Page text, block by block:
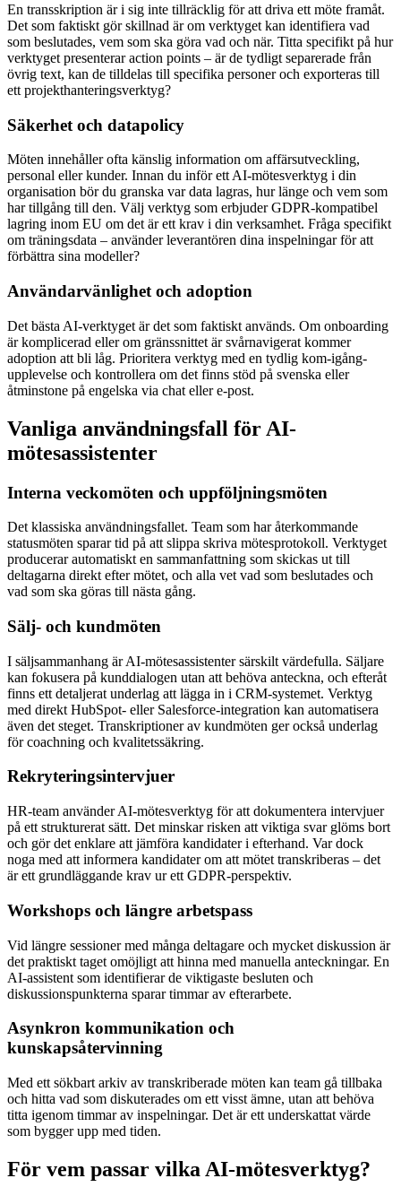
En transskription är i sig inte tillräcklig för att driva ett möte framåt.
Det som faktiskt gör skillnad är om verktyget kan identifiera vad
som beslutades, vem som ska göra vad och när. Titta specifikt på hur
verktyget presenterar action points – är de tydligt separerade från
övrig text, kan de tilldelas till specifika personer och exporteras till
ett projekthanteringsverktyg?
Säkerhet och datapolicy
Möten innehåller ofta känslig information om affärsutveckling,
personal eller kunder. Innan du inför ett AI-mötesverktyg i din
organisation bör du granska var data lagras, hur länge och vem som
har tillgång till den. Välj verktyg som erbjuder GDPR-kompatibel
lagring inom EU om det är ett krav i din verksamhet. Fråga specifikt
om träningsdata – använder leverantören dina inspelningar för att
förbättra sina modeller?
Användarvänlighet och adoption
Det bästa AI-verktyget är det som faktiskt används. Om onboarding
är komplicerad eller om gränssnittet är svårnavigerat kommer
adoption att bli låg. Prioritera verktyg med en tydlig kom-igång-
upplevelse och kontrollera om det finns stöd på svenska eller
åtminstone på engelska via chat eller e-post.
Vanliga användningsfall för AI-
mötesassistenter
Interna veckomöten och uppföljningsmöten
Det klassiska användningsfallet. Team som har återkommande
statusmöten sparar tid på att slippa skriva mötesprotokoll. Verktyget
producerar automatiskt en sammanfattning som skickas ut till
deltagarna direkt efter mötet, och alla vet vad som beslutades och
vad som ska göras till nästa gång.
Sälj- och kundmöten
I säljsammanhang är AI-mötesassistenter särskilt värdefulla. Säljare
kan fokusera på kunddialogen utan att behöva anteckna, och efteråt
finns ett detaljerat underlag att lägga in i CRM-systemet. Verktyg
med direkt HubSpot- eller Salesforce-integration kan automatisera
även det steget. Transkriptioner av kundmöten ger också underlag
för coachning och kvalitetssäkring.
Rekryteringsintervjuer
HR-team använder AI-mötesverktyg för att dokumentera intervjuer
på ett strukturerat sätt. Det minskar risken att viktiga svar glöms bort
och gör det enklare att jämföra kandidater i efterhand. Var dock
noga med att informera kandidater om att mötet transkriberas – det
är ett grundläggande krav ur ett GDPR-perspektiv.
Workshops och längre arbetspass
Vid längre sessioner med många deltagare och mycket diskussion är
det praktiskt taget omöjligt att hinna med manuella anteckningar. En
AI-assistent som identifierar de viktigaste besluten och
diskussionspunkterna sparar timmar av efterarbete.
Asynkron kommunikation och
kunskapsåtervinning
Med ett sökbart arkiv av transkriberade möten kan team gå tillbaka
och hitta vad som diskuterades om ett visst ämne, utan att behöva
titta igenom timmar av inspelningar. Det är ett underskattat värde
som bygger upp med tiden.
För vem passar vilka AI-mötesverktyg?